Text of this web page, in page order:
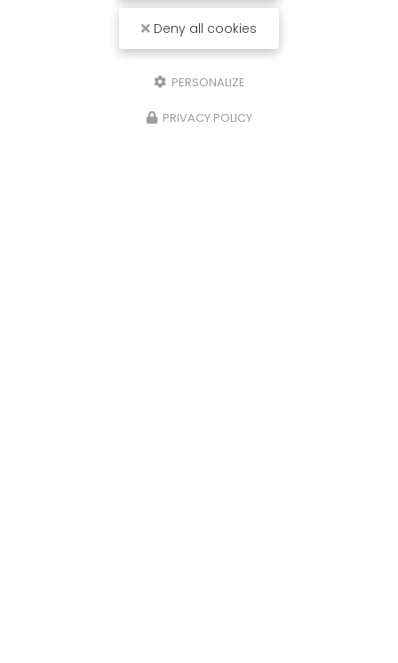
Deny all cookies
PERSONALIZE
PRIVACY POLICY